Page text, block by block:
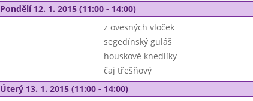
Pondělí 12. 1. 2015 (11:00 - 14:00)
z ovesných vloček
segedínský guláš
houskové knedlíky
čaj třešňový
Úterý 13. 1. 2015 (11:00 - 14:00)